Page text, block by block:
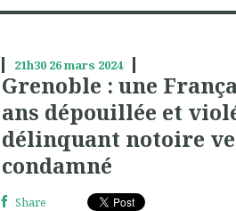
21h30 26mars 2024
Grenoble : une
ans dépouillée et
délinquant notoire
condamné
Share